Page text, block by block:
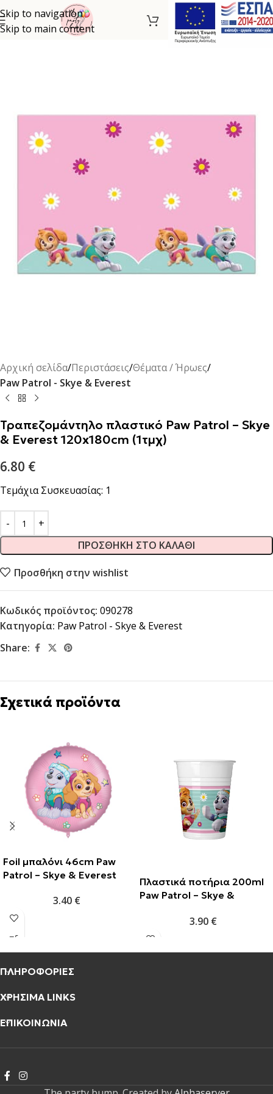
Skip to navigation
Skip to main content
Αρχική σελίδα Περιστάσεις Θέματα / Ήρωες
Paw Patrol - Skye & Everest
Τραπεζομάντηλο πλαστικό Paw Patrol – Skye
& Everest 120x180cm (1τμχ)
6.80 €
Τεμάχια Συσκευασίας: 1
ΠΡΟΣΘΉΚΗ ΣΤΟ ΚΑΛΆΘΙ
Προσθήκη στην wishlist
Κωδικός προϊόντος: 090278
Κατηγορία: Paw Patrol - Skye & Everest
Share:
Σχετικά προϊόντα
Foil μπαλόνι 46cm Paw
Patrol – Skye & Everest
3.40 €
Πλαστικά ποτήρια 200ml
Paw Patrol – Skye &
3.90 €
ΠΛΗΡΟΦΟΡΙΕΣ
ΧΡΗΣΙΜΑ LINKS
ΕΠΙΚΟΙΝΩΝΙΑ